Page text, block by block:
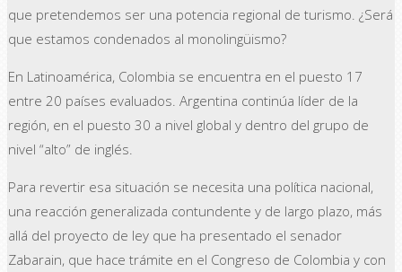
que pretendemos ser una potencia regional de turismo. ¿Será
que estamos condenados al monolingüismo?
En Latinoamérica, Colombia se encuentra en el puesto 17
entre 20 países evaluados. Argentina continúa líder de la
región, en el puesto 30 a nivel global y dentro del grupo de
nivel “alto” de inglés.
Para revertir esa situación se necesita una política nacional,
una reacción generalizada contundente y de largo plazo, más
allá del proyecto de ley que ha presentado el senador
Zabarain, que hace trámite en el Congreso de Colombia y con